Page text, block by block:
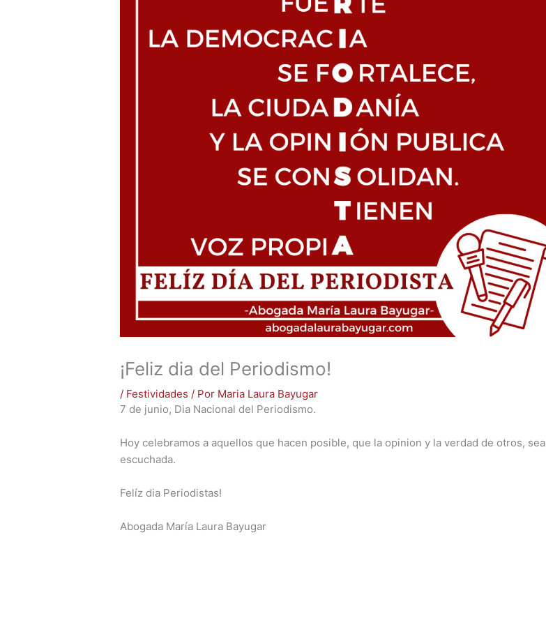
¡Feliz dia del Periodismo!
/ Festividades / Por Maria Laura Bayugar
7 de junio, Dia Nacional del Periodismo.
Hoy celebramos a aquellos que hacen posible, que la opinion y la verdad de otros, sea
escuchada.
Felíz dia Periodistas!
Abogada María Laura Bayugar